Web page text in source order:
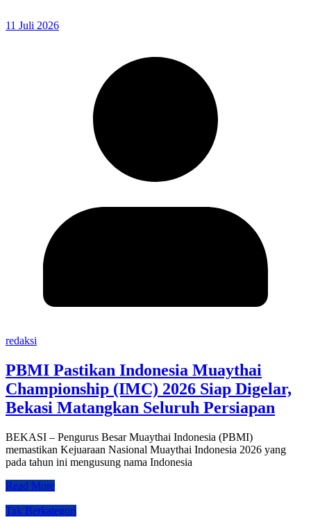
11 Juli 2026
redaksi
PBMI Pastikan Indonesia Muaythai
Championship (IMC) 2026 Siap Digelar,
Bekasi Matangkan Seluruh Persiapan
BEKASI – Pengurus Besar Muaythai Indonesia (PBMI)
memastikan Kejuaraan Nasional Muaythai Indonesia 2026 yang
pada tahun ini mengusung nama Indonesia
Read More
Tak Berkategori